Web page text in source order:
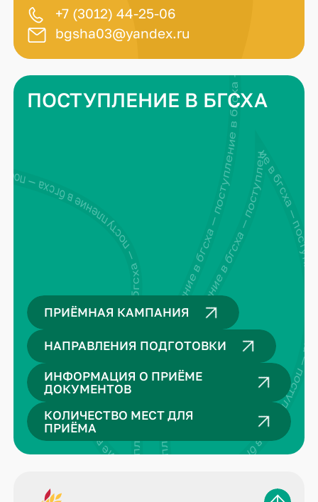
+7 (3012) 44-25-06
bgsha03@yandex.ru
— поступление в бгсха — поступление в бгсха —поступление в бгсха — поступление в бгсха — поступление в бгсха — поступление в бгсха — поступление в бгсха — поступление в бгсха —
поступление в бгсха — поступление в бгсха — поступление в бгсха — поступление в бгсха —
ПОСТУПЛЕНИЕ В БГСХА
ПРИЁМНАЯ КАМПАНИЯ
НАПРАВЛЕНИЯ ПОДГОТОВКИ
ИНФОРМАЦИЯ О ПРИЁМЕ
ДОКУМЕНТОВ
КОЛИЧЕСТВО МЕСТ ДЛЯ
ПРИЁМА